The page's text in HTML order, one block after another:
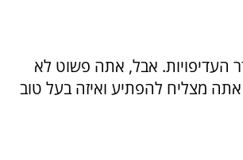
העדיפויות. אבל, אתה פשוט לא
מצליח להפתיע ואיזה בעל טוב